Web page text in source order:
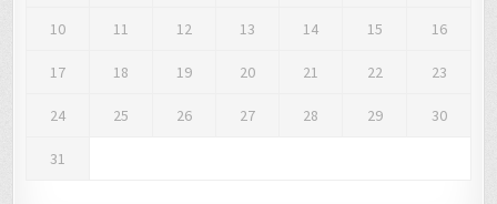
10 11 12 13 14 15 16
17 18 19 20 21 22 23
24 25 26 27 28 29 30
31